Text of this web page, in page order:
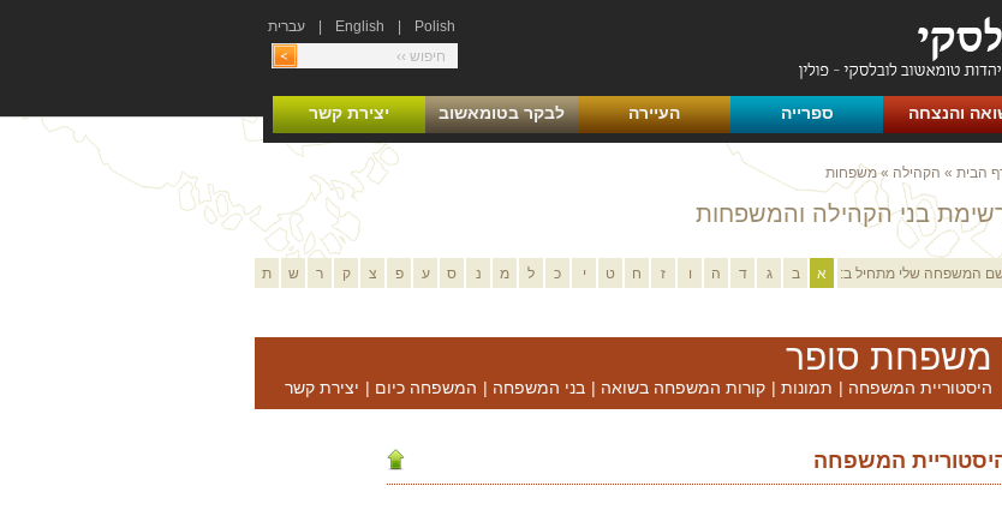
Polish
English עברית
והנצחה ספרייה העיירה לבקר בטומאשוב יצירת קשר
הבית » הקהילה »משפחות
בני הקהילה והמשפחות
המשפחה שלי מתחיל ב: א ב ג ד ה ו ז ח ט י כ ל מ נ ס ע פ צ ק ר ש ת
משפחת סופר
היסטוריית המשפחה | תמונות | קורות המשפחה בשואה | בני המשפחה | המשפחה כיום | יצירת קשר
המשפחה